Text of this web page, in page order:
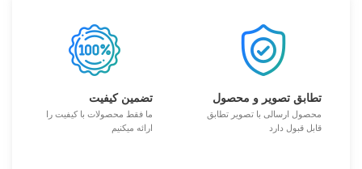
تطابق تصویر و محصول
محصول ارسالی با تصویر تطابق
قابل قبول دارد
تضمین کیفیت
ما فقط محصولات با کیفیت را
ارائه میکنیم